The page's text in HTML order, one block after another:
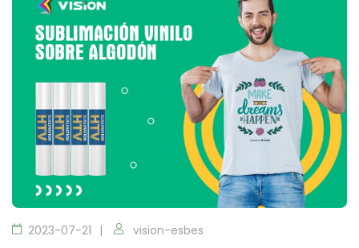
2023-07-21 vision-esbes